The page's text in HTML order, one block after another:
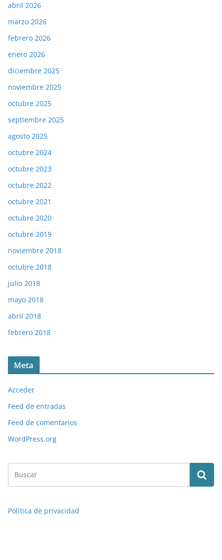
abril 2026
marzo 2026
febrero 2026
enero 2026
diciembre 2025
noviembre 2025
octubre 2025
septiembre 2025
agosto 2025
octubre 2024
octubre 2023
octubre 2022
octubre 2021
octubre 2020
octubre 2019
noviembre 2018
octubre 2018
julio 2018
mayo 2018
abril 2018
febrero 2018
Meta
Acceder
Feed de entradas
Feed de comentarios
WordPress.org
Política de privacidad